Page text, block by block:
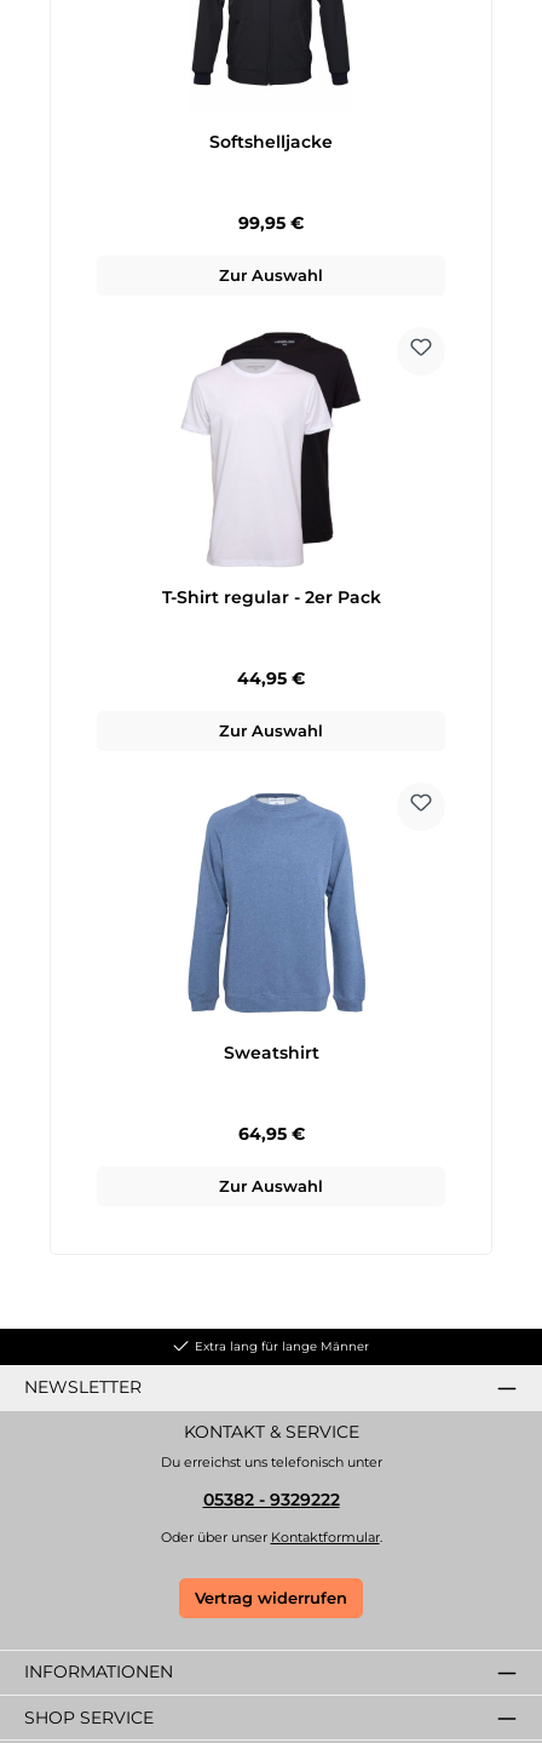
Softshelljacke
Regulärer Preis:
99,95 €
Zur Auswahl
T-Shirt regular - 2er Pack
Regulärer Preis:
44,95 €
Zur Auswahl
Sweatshirt
Regulärer Preis:
64,95 €
Zur Auswahl
Extra lang für lange Männer
NEWSLETTER
KONTAKT & SERVICE
Du erreichst uns telefonisch unter
05382 - 9329222
Oder über unser Kontaktformular.
Vertrag widerrufen
INFORMATIONEN
SHOP SERVICE